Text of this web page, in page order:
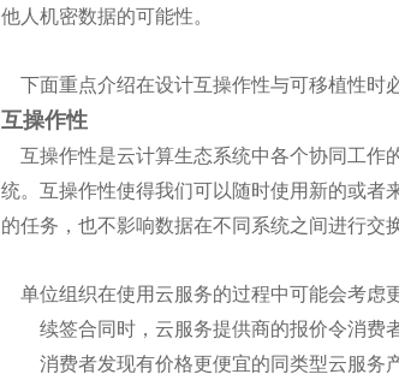
他人机密数据的可能性。
下面重点介绍在设计互操作性与可移植性时
互操作性
互操作性是云计算生态系统中各个协同工作
统。互操作性使得我们可以随时使用新的或者
的任务，也不影响数据在不同系统之间进行交换
单位组织在使用云服务的过程中可能会考虑
续签合同时，云服务提供商的报价令消费者
消费者发现有价格更便宜的同类型云服务产